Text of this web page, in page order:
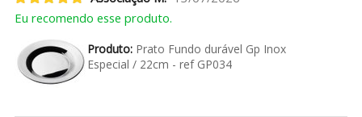
Eu recomendo esse produto.
Produto:Prato Fundo durável Gp Inox
Especial / 22cm - ref GP034